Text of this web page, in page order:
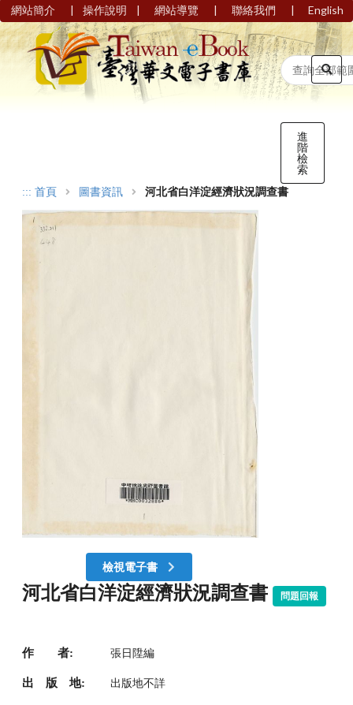
網站簡介 | 操作說明 | 網站導覽 | 聯絡我們 | English
進
階
檢
索
::: 首頁 圖書資訊 河北省白洋淀經濟狀況調查書
檢視電子書
河北省白洋淀經濟狀況調查書 問題回報
作 者: 張日陞編
出 版 地: 出版地不詳